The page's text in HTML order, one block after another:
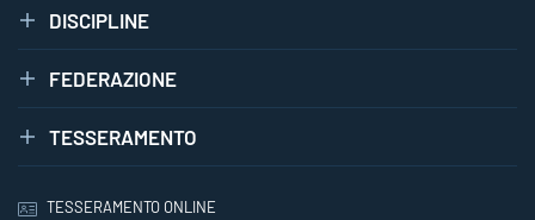
DISCIPLINE
FEDERAZIONE
TESSERAMENTO
TESSERAMENTO ONLINE